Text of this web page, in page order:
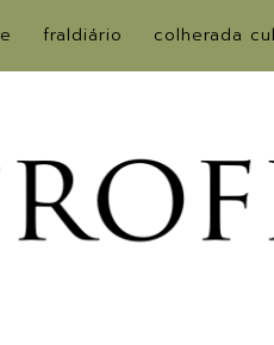
fraldiário colherada